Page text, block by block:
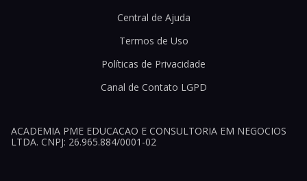
Central de Ajuda
Termos de Uso
Políticas de Privacidade
Canal de Contato LGPD
ACADEMIA PME EDUCACAO E CONSULTORIA EM NEGOCIOS
LTDA. CNPJ: 26.965.884/0001-02